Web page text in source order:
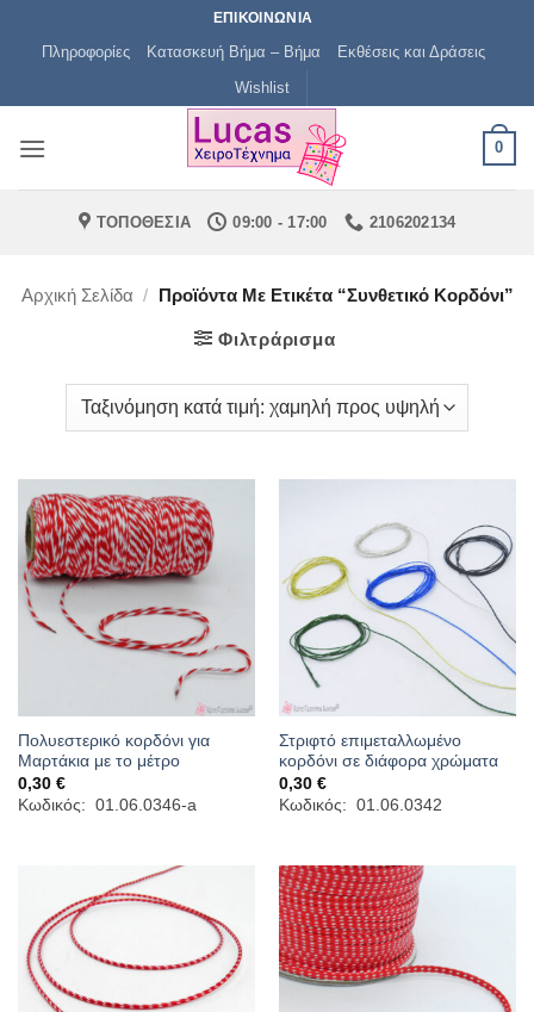
ΕΠΙΚΟΙΝΩΝΙΑ
Πληροφορίες Κατασκευή Βήμα – Βήμα
Εκθέσεις και Δράσεις
Wishlist
0
ΤΟΠΟΘΕΣΙΑ 09:00 - 17:00 2106202134
Αρχική Σελίδα / Προϊόντα Με Ετικέτα “συνθετικό Κορδόνι”
Φιλτράρισμα
Πολυεστερικό κορδόνι για
Μαρτάκια με το μέτρο
0,30 €
Κωδικός: 01.06.0346-a
Στριφτό επιμεταλλωμένο
κορδόνι σε διάφορα χρώματα
0,30 €
Κωδικός: 01.06.0342